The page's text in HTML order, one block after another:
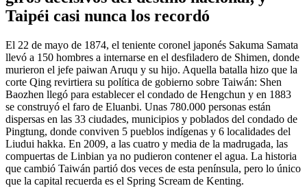
Taipéi casi nunca los recordó
El 22 de mayo de 1874, el teniente coronel japonés Sakuma Samata
llevó a 150 hombres a internarse en el desfiladero de Shimen, donde
murieron el jefe paiwan Aruqu y su hijo. Aquella batalla hizo que la
corte Qing revirtiera su política de gobierno sobre Taiwán: Shen
Baozhen llegó para establecer el condado de Hengchun y en 1883
se construyó el faro de Eluanbi. Unas 780.000 personas están
dispersas en las 33 ciudades, municipios y poblados del condado de
Pingtung, donde conviven 5 pueblos indígenas y 6 localidades del
Liudui hakka. En 2009, a las cuatro y media de la madrugada, las
compuertas de Linbian ya no pudieron contener el agua. La historia
que cambió Taiwán partió dos veces de esta península, pero lo único
que la capital recuerda es el Spring Scream de Kenting.